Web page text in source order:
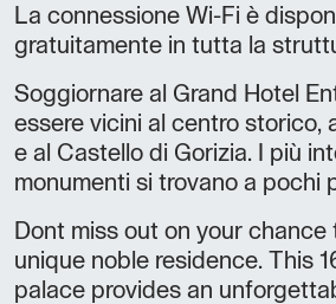
La connessione Wi-Fi è
gratuitamente in tutta la
Soggiornare al Grand Hotel
essere vicini al centro storico,
e al Castello di Gorizia. I più
monumenti si trovano a pochi
Dont miss out on your chance
unique noble residence. This
palace provides an